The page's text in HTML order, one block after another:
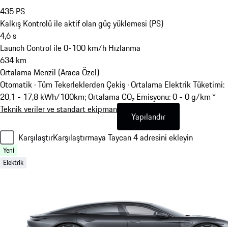
435 PS
Kalkış Kontrolü ile aktif olan güç yüklemesi (PS)
4,6s
Launch Control ile 0-100 km/h Hızlanma
634 km
Ortalama Menzil (Araca Özel)
Otomatik · Tüm Tekerleklerden Çekiş ·Ortalama Elektrik Tüketimi:
20,1 - 17,8 kWh/100km; Ortalama CO₂ Emisyonu: 0 - 0 g/km *
Teknik veriler ve standart ekipman
Yapılandır
KarşılaştırKarşılaştırmaya Taycan 4 adresini ekleyin
Yeni
Elektrik